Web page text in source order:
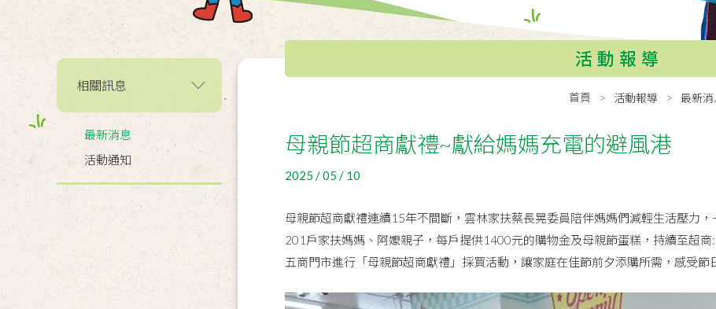
相關訊息
最新消息
活動通知
活動報導
首頁 活動報導 最新消
母親節超商獻禮~獻給媽媽充電的避風港
2025 / 05 / 10
母親節超商獻禮連續15年不間斷，雲林家扶蔡長晃委員陪伴媽媽們減輕生活壓力
201戶家扶媽媽、阿嬤親子，每戶提供1400元的購物金及母親節蛋糕，持續至超商
五商門市進行「母親節超商獻禮」採買活動，讓家庭在佳節前夕添購所需，感受節